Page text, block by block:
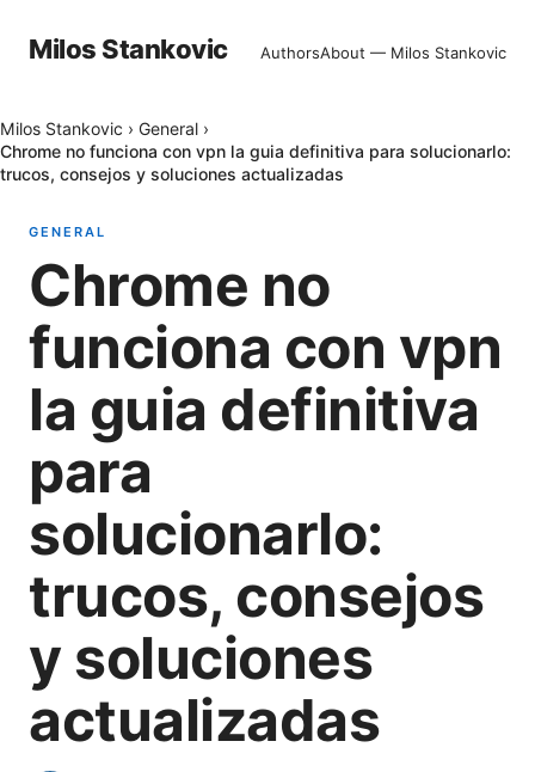
Milos Stankovic AuthorsAbout — Milos Stankovic
Milos Stankovic › General ›
Chrome no funciona con vpn la guia definitiva para solucionarlo:
trucos, consejos y soluciones actualizadas
GENERAL
Chrome no
funciona con vpn
la guia definitiva
para
solucionarlo:
trucos, consejos
y soluciones
actualizadas